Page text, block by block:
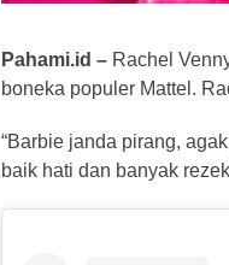
Pahami.id – Rachel
boneka populer Mattel.
“Barbie janda pirang,
baik hati dan banyak